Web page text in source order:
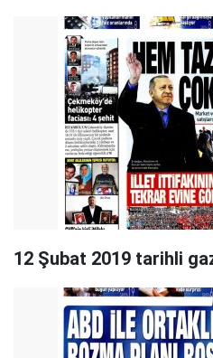
12 Şubat 2019 tarihli